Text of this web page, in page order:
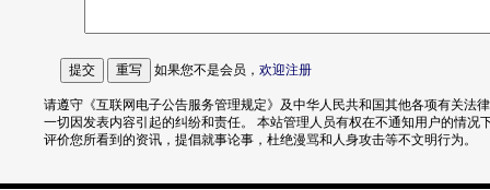
如果您不是会员， 欢迎注册
请遵守《互联网电子公告服务管理规定》及中华人民共和国其他各项有关法
一切因发表内容引起的纠纷和责任。 本站管理人员有权在不通知用户的情况
评价您所看到的资讯，提倡就事论事，杜绝漫骂和人身攻击等不文明行为。